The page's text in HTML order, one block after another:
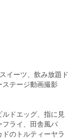
イーツ、飲み放題ド
ステージ動画撮影
ドエッグ、指に見
フライ、田舎風パ
のトルティーヤラ